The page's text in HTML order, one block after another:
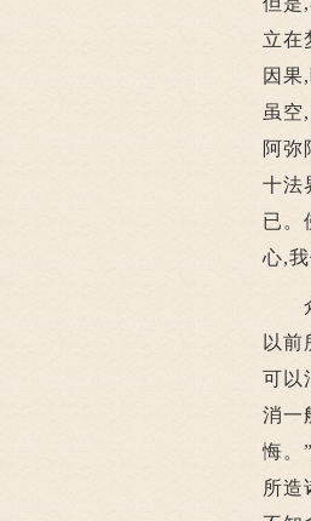
立在
因果
虽空
阿弥
十法
已。
心,
众
以
可以
消一
悔。
所造